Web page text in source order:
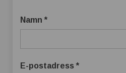
Namn *
E-postadress *